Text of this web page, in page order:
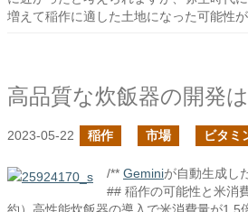
増えて稲作に適した土地になった可能性が
2023-05-22 稲作 市場 ビタミ
/** Geminiが自動生成し
## 稲作の可能性と米消